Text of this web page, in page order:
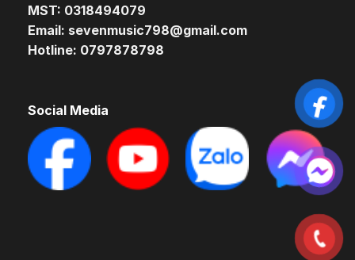
MST: 0318494079
Email: sevenmusic798@gmail.com
Hotline: 0797878798
Social Media